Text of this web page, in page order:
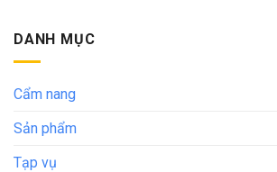
DANH MỤC
Cẩm nang
Sản phẩm
Tạp vụ